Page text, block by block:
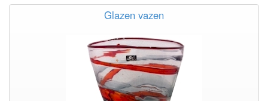
Glazen vazen